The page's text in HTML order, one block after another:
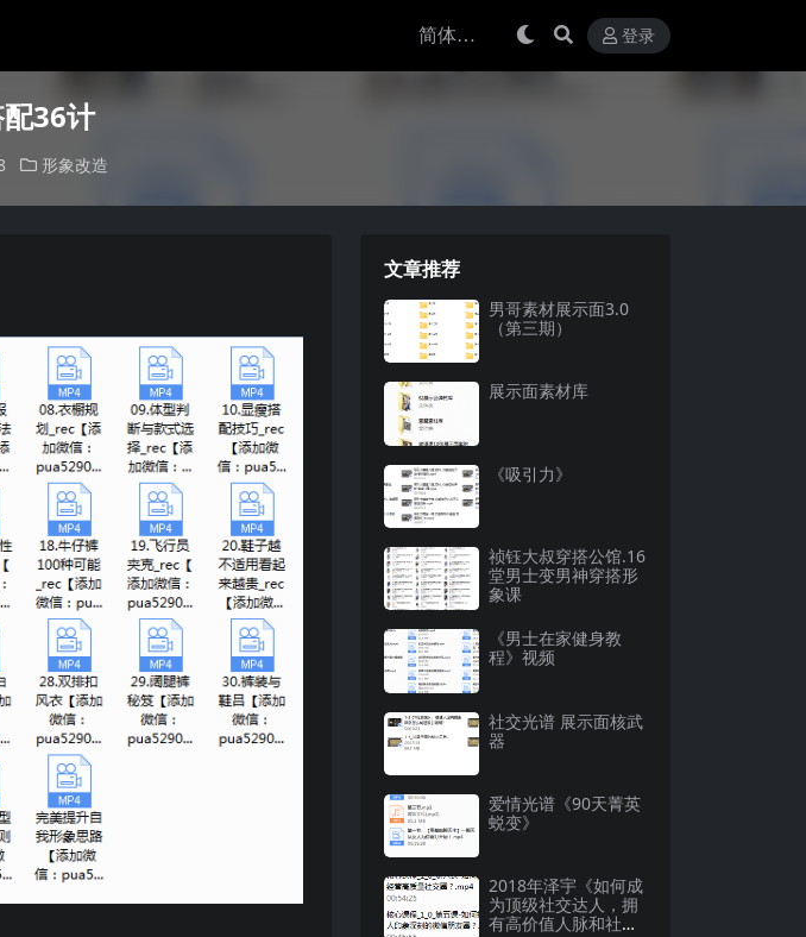
登录
36计
形象改造
文章推荐
男哥素材展示面3.0
（第三期）
展示面素材库
《吸引力》
祯钰大叔穿搭公馆.16
堂男士变男神穿搭形
象课
《男士在家健身教
程》视频
社交光谱 展示面核武
器
爱情光谱《90天菁英
蜕变》
2018年泽宇《如何成
为顶级社交达人，拥
有高价值人脉和社交